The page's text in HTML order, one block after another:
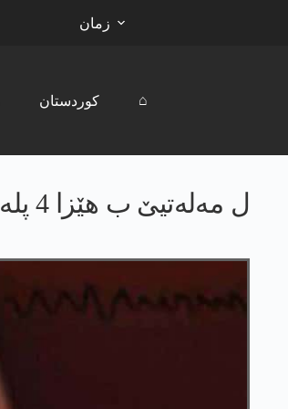
زمان
کوردستان ⌂
ل مەلەتیێ ب ھێزا 4 پلە ئەردھەژ روودا